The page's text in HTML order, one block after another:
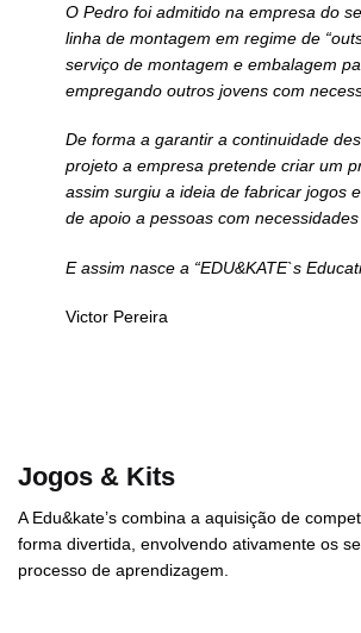
O Pedro foi admitido na empresa do
linha de montagem em regime de
serviço de montagem e embalagem
empregando outros jovens com
De forma a garantir a continuidade
projeto a empresa pretende criar um
assim surgiu a ideia de fabricar jogos
de apoio a pessoas com necessidades
E assim nasce a “EDU&KATE`s
Victor Pereira
Jogos & Kits
A Edu&kate’s combina a aquisição de
forma divertida, envolvendo ativamente os
processo de aprendizagem.